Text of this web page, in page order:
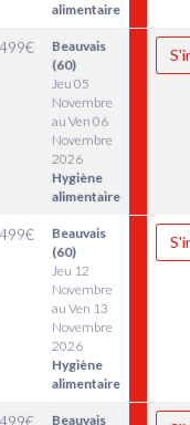
alimentaire
499€
Beauvais
(60)
Jeu 05
Novembre
au Ven 06
Novembre
2026
Hygiène
alimentaire
499€
Beauvais
(60)
Jeu 12
Novembre
au Ven 13
Novembre
2026
Hygiène
alimentaire
499€ Beauvais